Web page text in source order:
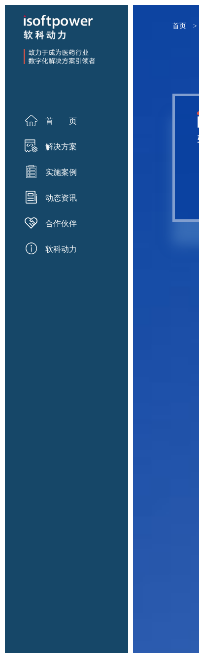
首 页
解决方案
实施案例
动态资讯
合作伙伴
软科动力
首页 >